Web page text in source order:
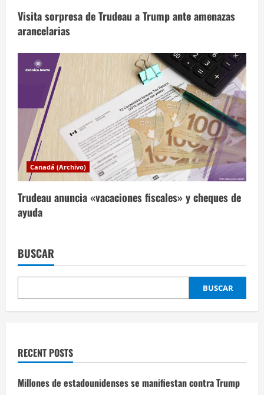
s
Visita sorpresa de Trudeau a Trump ante amenazas
arancelarias
Canadá (Archivo)
Trudeau anuncia «vacaciones fiscales» y cheques de
ayuda
BUSCAR
BUSCAR
RECENT POSTS
Millones de estadounidenses se manifiestan contra Trump